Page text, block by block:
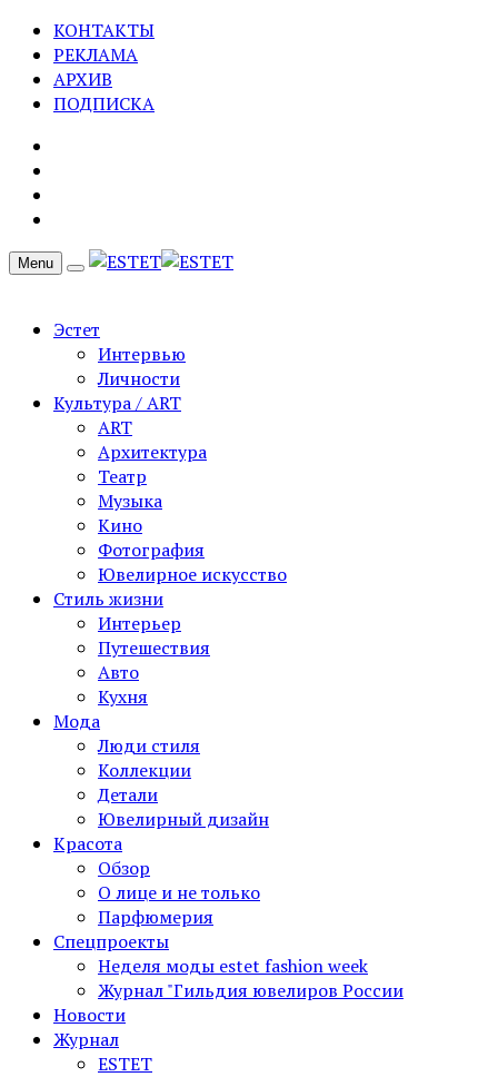
КОНТАКТЫ
РЕКЛАМА
АРХИВ
ПОДПИСКА
Menu
Эстет
Интервью
Личности
Культура / ART
ART
Архитектура
Театр
Музыка
Кино
Фотография
Ювелирное искусство
Стиль жизни
Интерьер
Путешествия
Авто
Кухня
Мода
Люди стиля
Коллекции
Детали
Ювелирный дизайн
Красота
Обзор
О лице и не только
Парфюмерия
Спецпроекты
Неделя моды estet fashion week
Журнал "Гильдия ювелиров России
Новости
Журнал
ESTET